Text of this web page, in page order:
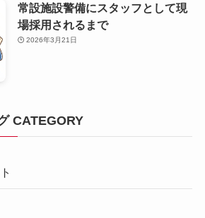
常設施設警備にスタッフとして現
場採用されるまで
2026年3月21日
CATEGORY